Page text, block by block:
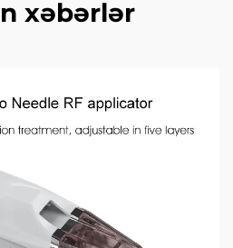
xəbərlər